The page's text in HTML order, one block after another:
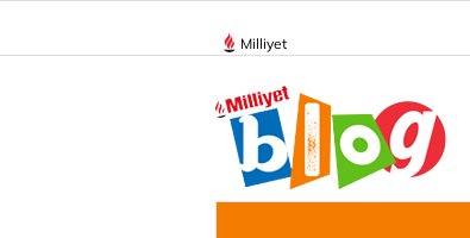
Milliyet